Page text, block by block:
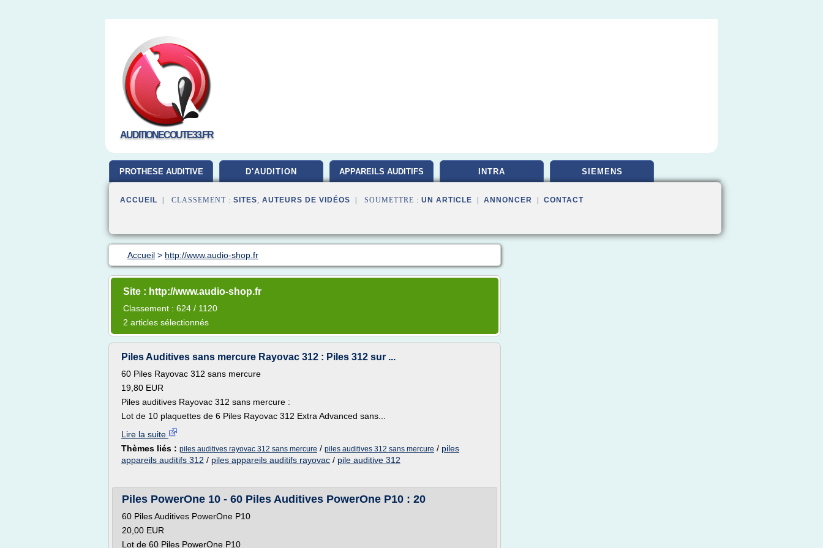
AUDITIONECOUTE33.FR
PROTHESE AUDITIVE D'AUDITION APPAREILS AUDITIFS INTRA SIEMENS
ACCUEIL | CLASSEMENT : SITES, AUTEURS DE VIDÉOS | SOUMETTRE : UN ARTICLE ANNONCER CONTACT
Accueil > http://www.audio-shop.fr
Site : http://www.audio-shop.fr
Classement : 624 / 1120
2 articles sélectionnés
Piles Auditives sans mercure Rayovac 312 : Piles 312 sur ...
60 Piles Rayovac 312 sans mercure
19,80 EUR
Piles auditives Rayovac 312 sans mercure :
Lot de 10 plaquettes de 6 Piles Rayovac 312 Extra Advanced sans...
Lire la suite
Thèmes liés : piles auditives rayovac 312 sans mercure / piles auditives 312 sans mercure / piles
appareils auditifs 312 / piles appareils auditifs rayovac / pile auditive 312
Piles PowerOne 10 - 60 Piles Auditives PowerOne P10 : 20
60 Piles Auditives PowerOne P10
20,00 EUR
Lot de 60 Piles PowerOne P10